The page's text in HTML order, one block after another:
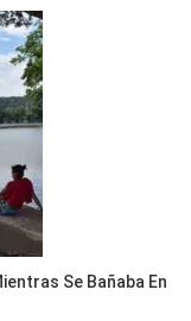
Se Bañaba En